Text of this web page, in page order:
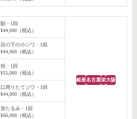
額・1回
¥44,000（税込）
銀座名古屋栄大阪
目の下の小ジワ・1回
¥44,000（税込）
頬・1回
¥55,000（税込）
口周りたてジワ・1回
¥44,000（税込）
首たるみ・1回
¥66,000（税込）